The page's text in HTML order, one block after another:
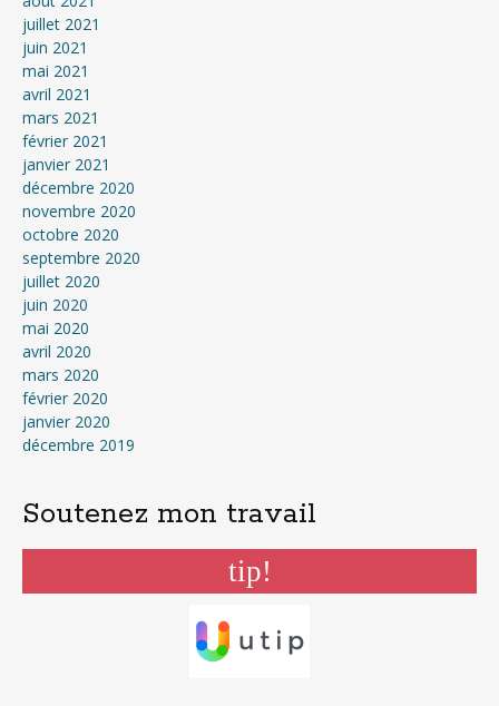
juillet 2021
juin 2021
mai 2021
avril 2021
mars 2021
février 2021
janvier 2021
décembre 2020
novembre 2020
octobre 2020
septembre 2020
juillet 2020
juin 2020
mai 2020
avril 2020
mars 2020
février 2020
janvier 2020
décembre 2019
Soutenez mon travail
tip!